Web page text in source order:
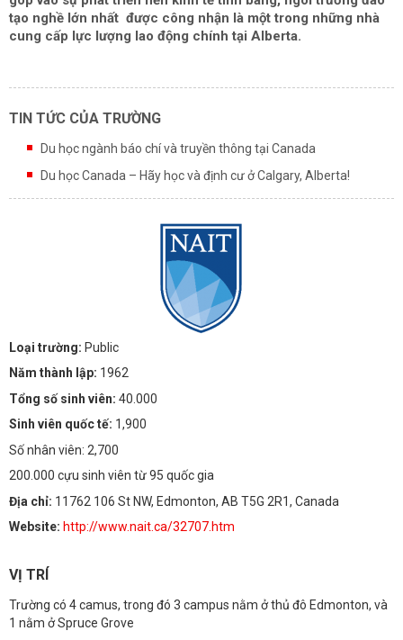
tạo nghề lớn nhất được công nhận là một trong những nhà
cung cấp lực lượng lao động chính tại Alberta.
TIN TỨC CỦA TRƯỜNG
Du học ngành báo chí và truyền thông tại Canada
Du học Canada – Hãy học và định cư ở Calgary, Alberta!
Loại trường: Public
Năm thành lập: 1962
Tổng số sinh viên: 40.000
Sinh viên quốc tế: 1,900
Số nhân viên: 2,700
200.000 cựu sinh viên từ 95 quốc gia
Địa chỉ: 11762 106 St NW, Edmonton, AB T5G 2R1, Canada
Website: http://www.nait.ca/32707.htm
VỊ TRÍ
Trường có 4 camus, trong đó 3 campus nằm ở thủ đô Edmonton, và
1 nằm ở Spruce Grove